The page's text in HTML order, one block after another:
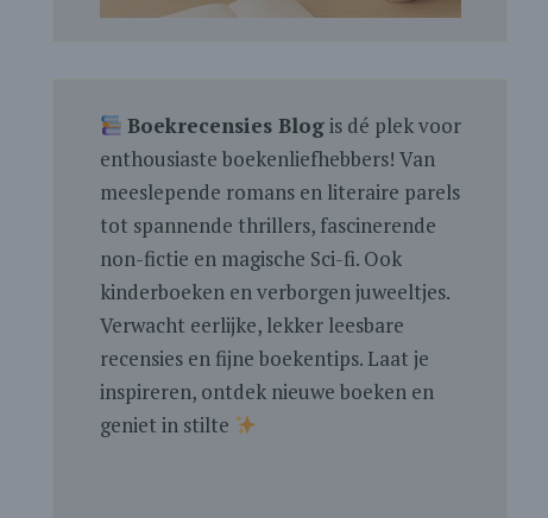
Boekrecensies Blogis dé plek voor
enthousiaste boekenliefhebbers! Van
meeslepende romans en literaire parels
tot spannende thrillers, fascinerende
non-fictie en magische Sci-fi. Ook
kinderboeken en verborgen juweeltjes.
Verwacht eerlijke, lekker leesbare
recensies en fijne boekentips. Laat je
inspireren, ontdek nieuwe boeken en
geniet in stilte